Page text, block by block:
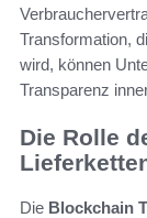
Transformation,
wird, können
Transparenz
Die Rolle
Die Blockchain